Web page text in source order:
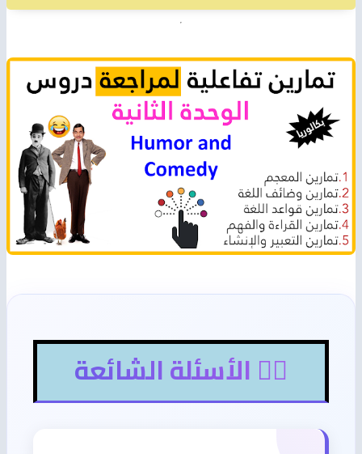
🙋‍♂️ الأسئلة الشائعة